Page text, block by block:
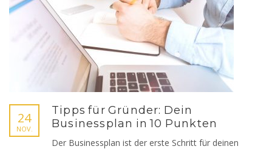
24
NOV.
Tipps für Gründer: Dein
Businessplan in 10 Punkten
Der Businessplan ist der erste Schritt für deinen